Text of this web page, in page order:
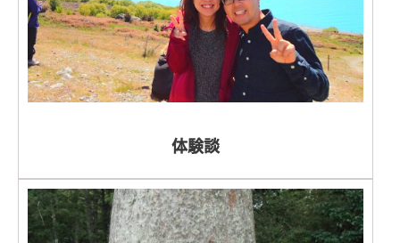
体験談